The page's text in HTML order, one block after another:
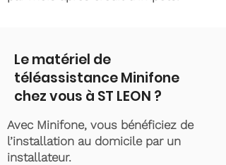
Le matériel de
téléassistance Minifone
chez vous à ST LEON ?
Avec Minifone, vous bénéficiez de
l’installation au domicile par un
installateur.